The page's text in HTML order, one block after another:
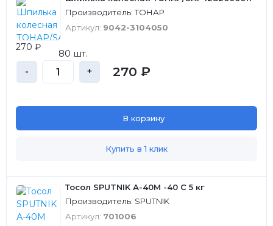
Производитель: ТОНАР
Артикул: 9042-3104050
270 ₽
80 шт.
- + 270 ₽
В корзину
Купить в 1 клик
Тосол SPUTNIK А-40М -40 С 5 кг
Производитель: SPUTNIK
Артикул: 701006